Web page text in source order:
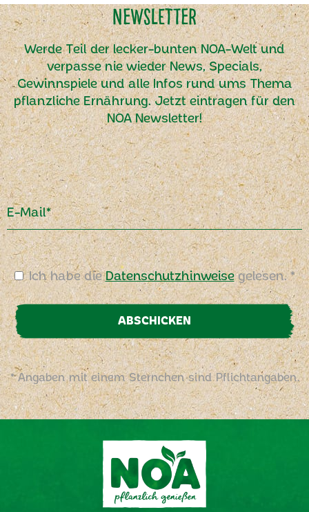
Newsletter
Werde Teil der lecker-bunten NOA-Welt und
verpasse nie wieder News, Specials,
Gewinnspiele und alle Infos rund ums Thema
pflanzliche Ernährung. Jetzt eintragen für den
NOA Newsletter!
E-Mail*
Ich habe dieDatenschutzhinweisegelesen. *
ABSCHICKEN
* Angaben mit einem Sternchen sind Pflichtangaben.